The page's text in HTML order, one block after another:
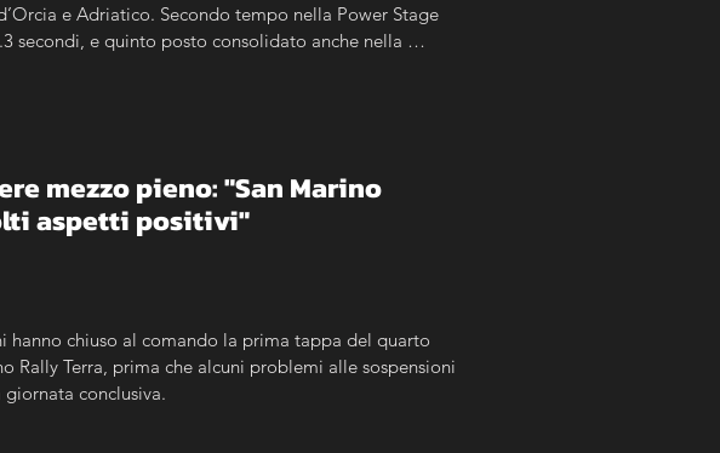
e Adriatico. Secondo tempo nella Power Stage
secondi, e quinto posto consolidato anche nella
mezzo pieno: "San Marino
aspetti positivi"
hanno chiuso al comando la prima tappa del quarto
Rally Terra, prima che alcuni problemi alle sospensioni
giornata conclusiva.